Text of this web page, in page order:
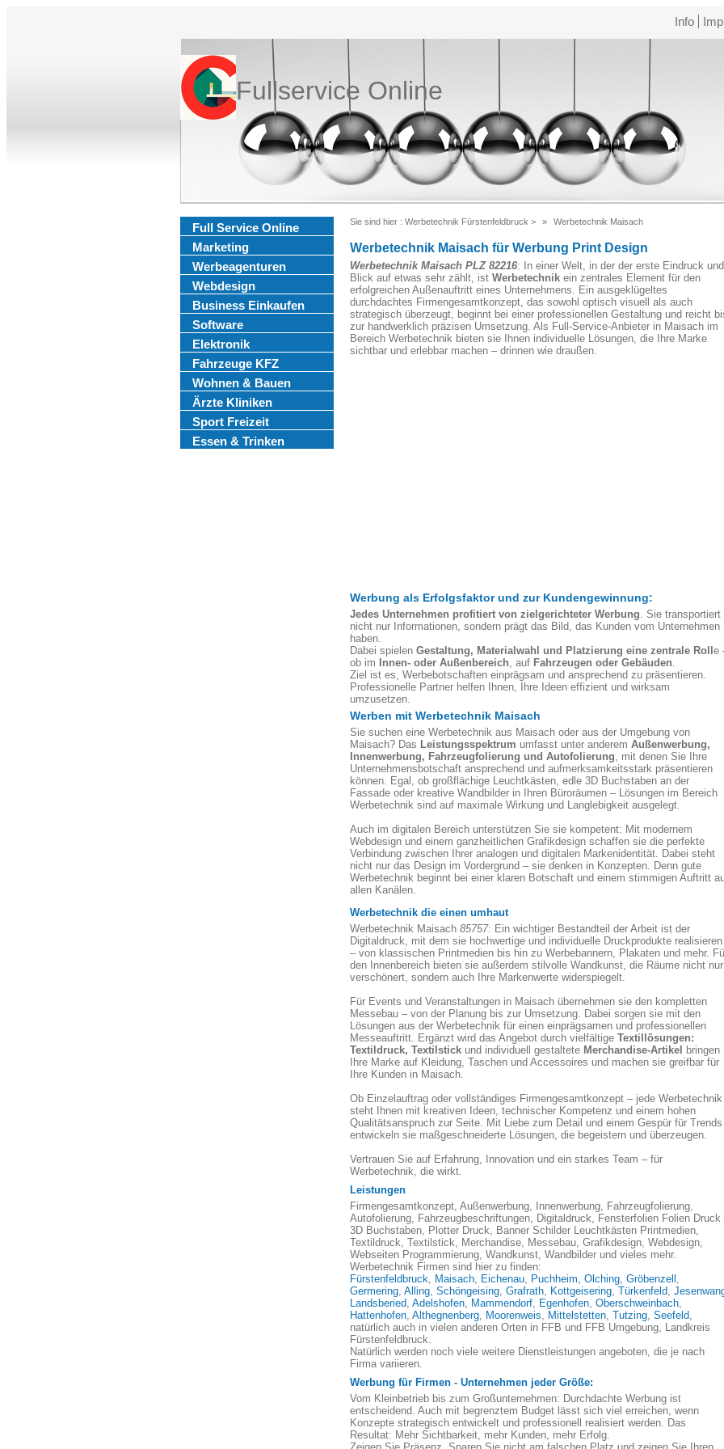
Info
Fullservice Online
Full Service Online
Marketing
Werbeagenturen
Webdesign
Business Einkaufen
Software
Elektronik
Fahrzeuge KFZ
Wohnen & Bauen
Ärzte Kliniken
Sport Freizeit
Essen & Trinken
Sie sind hier : Werbetechnik Fürstenfeldbruck > Werbetechnik Maisach
Werbetechnik Maisach für Werbung Print Design
Werbetechnik Maisach PLZ 82216: In einer Welt, in der der erste Eindruck und
Blick auf etwas sehr zählt, ist Werbetechnik ein zentrales Element für den
erfolgreichen Außenauftritt eines Unternehmens. Ein ausgeklügeltes
durchdachtes Firmengesamtkonzept, das sowohl optisch visuell als auch
strategisch überzeugt, beginnt bei einer professionellen Gestaltung und reicht
zur handwerklich präzisen Umsetzung. Als Full-Service-Anbieter in Maisach im
Bereich Werbetechnik bieten sie Ihnen individuelle Lösungen, die Ihre Marke
sichtbar und erlebbar machen – drinnen wie draußen.
Werbung als Erfolgsfaktor und zur Kundengewinnung:
Jedes Unternehmen profitiert von zielgerichteter Werbung. Sie transportiert
nicht nur Informationen, sondern prägt das Bild, das Kunden vom Unternehmen
haben.
Dabei spielen Gestaltung, Materialwahl und Platzierung eine zentrale Roll e
ob im
Innen- oder Außenbereich, auf Fahrzeugen oder Gebäuden.
Ziel ist es, Werbebotschaften einprägsam und ansprechend zu präsentieren.
Professionelle Partner helfen Ihnen, Ihre Ideen effizient und wirksam
umzusetzen.
Werben mit Werbetechnik Maisach
Sie suchen eine Werbetechnik aus Maisach oder aus der Umgebung von
Maisach? Das Leistungsspektrum umfasst unter anderem Außenwerbung,
Innenwerbung, Fahrzeugfolierung und Autofolierung, mit denen Sie Ihre
Unternehmensbotschaft ansprechend und aufmerksamkeitsstark präsentieren
können. Egal, ob großflächige Leuchtkästen, edle 3D Buchstaben an der
Fassade oder kreative Wandbilder in Ihren Büroräumen – Lösungen im Bereich
Werbetechnik sind auf maximale Wirkung und Langlebigkeit ausgelegt.
Auch im digitalen Bereich unterstützen Sie sie kompetent: Mit modernem
Webdesign und einem ganzheitlichen Grafikdesign schaffen sie die perfekte
Verbindung zwischen Ihrer analogen und digitalen Markenidentität. Dabei steht
nicht nur das Design im Vordergrund – sie denken in Konzepten. Denn gute
Werbetechnik beginnt bei einer klaren Botschaft und einem stimmigen Auftritt
allen Kanälen.
Werbetechnik die einen umhaut
Werbetechnik Maisach 85757: Ein wichtiger Bestandteil der Arbeit ist der
Digitaldruck, mit dem sie hochwertige und individuelle Druckprodukte realisieren
– von klassischen Printmedien bis hin zu Werbebannern, Plakaten und mehr.
den Innenbereich bieten sie außerdem stilvolle Wandkunst, die Räume nicht nur
verschönert, sondern auch Ihre Markenwerte widerspiegelt.
Für Events und Veranstaltungen in Maisach übernehmen sie den kompletten
Messebau – von der Planung bis zur Umsetzung. Dabei sorgen sie mit den
Lösungen aus der Werbetechnik für einen einprägsamen und professionellen
Messeauftritt. Ergänzt wird das Angebot durch vielfältige Textillösungen:
Textildruck, Textilstick und individuell gestaltete Merchandise-Artikel
bringen
Ihre Marke auf Kleidung, Taschen und Accessoires und machen sie greifbar für
Ihre Kunden in Maisach.
Ob Einzelauftrag oder vollständiges Firmengesamtkonzept – jede Werbetechnik
steht Ihnen mit kreativen Ideen, technischer Kompetenz und einem hohen
Qualitätsanspruch zur Seite. Mit Liebe zum Detail und einem Gespür für Trends
entwickeln sie maßgeschneiderte Lösungen, die begeistern und überzeugen.
Vertrauen Sie auf Erfahrung, Innovation und ein starkes Team – für
Werbetechnik, die wirkt.
Leistungen
Firmengesamtkonzept, Außenwerbung, Innenwerbung, Fahrzeugfolierung,
Autofolierung, Fahrzeugbeschriftungen, Digitaldruck, Fensterfolien Folien Druck
3D Buchstaben, Plotter Druck, Banner Schilder Leuchtkästen Printmedien,
Textildruck, Textilstick, Merchandise, Messebau, Grafikdesign, Webdesign,
Webseiten Programmierung, Wandkunst, Wandbilder und vieles mehr.
Werbetechnik Firmen sind hier zu finden:
Fürstenfeldbruck, Maisach, Eichenau, Puchheim, Olching, Gröbenzell ,
Germering, Alling, Schöngeising, Grafrath, Kottgeisering, Türkenfeld,
Landsberied, Adelshofen, Mammendorf, Egenhofen, Oberschweinbach,
Hattenhofen, Althegnenberg, Moorenweis, Mittelstetten, Tutzing, Seefeld,
natürlich auch in vielen anderen Orten in FFB und FFB Umgebung, Landkreis
Fürstenfeldbruck.
Natürlich werden noch viele weitere Dienstleistungen angeboten, die je nach
Firma variieren.
Werbung für Firmen - Unternehmen jeder Größe:
Vom Kleinbetrieb bis zum Großunternehmen: Durchdachte Werbung ist
entscheidend. Auch mit begrenztem Budget lässt sich viel erreichen, wenn
Konzepte strategisch entwickelt und professionell realisiert werden. Das
Resultat: Mehr Sichtbarkeit, mehr Kunden, mehr Erfolg.